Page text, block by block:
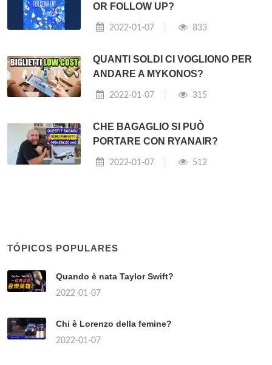
OR FOLLOW UP?
2022-01-07 833
QUANTI SOLDI CI VOGLIONO PER
ANDARE A MYKONOS?
2022-01-07 315
CHE BAGAGLIO SI PUÒ
PORTARE CON RYANAIR?
2022-01-07 512
TÓPICOS POPULARES
Quando è nata Taylor Swift?
2022-01-07
Chi è Lorenzo della femine?
2022-01-07